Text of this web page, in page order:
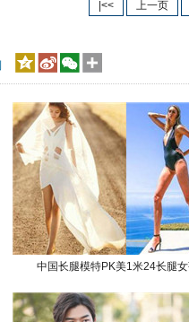
|<< 上一页
中国长腿模特PK美1米24长腿